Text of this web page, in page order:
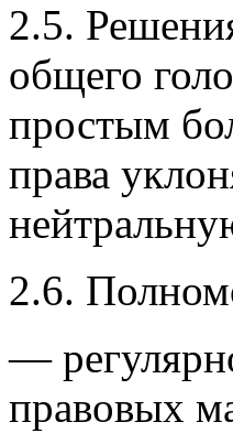
2.5.
общего
простым
права
2.6.
—
правовых